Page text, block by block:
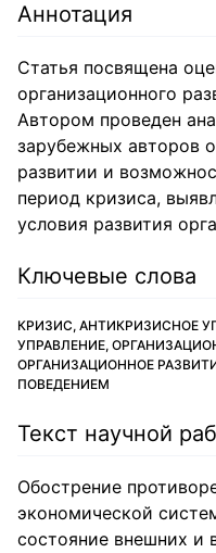
Аннотация
Статья посвящена
организационного
Автором проведен
зарубежных авторов
развитии и
период кризиса,
условия развития
Ключевые слова
КРИЗИС, АНТИКРИЗИСНОЕ
УПРАВЛЕНИЕ,
ОРГАНИЗАЦИОННОЕ
ПОВЕДЕНИЕМ
Текст научной
Обострение
экономической
состояние внешних и